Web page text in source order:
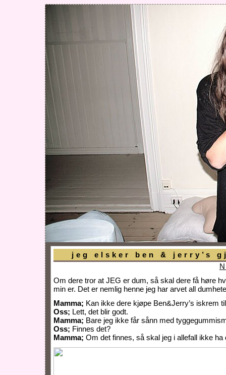
jeg elsker ben & jerry’s
Om dere tror at JEG er dum, så skal dere få høre
min er. Det er nemlig henne jeg har arvet all
Mamma; Kan ikke dere kjøpe Ben&Jerry’s iskrem
Oss; Lett, det blir godt.
Mamma; Bare jeg ikke får sånn med
Oss; Finnes det?
Mamma; Om det finnes, så skal jeg i allefall ikke ha